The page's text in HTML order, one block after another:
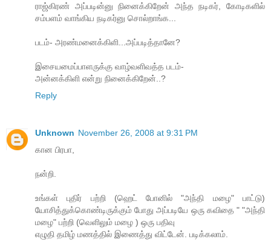
ராஜ்கிரண் அப்படின்னு நினைக்கிறேன் அந்த நடிகர், கோடிகளில்
சம்பளம் வாங்கிய நடிகர்னு சொல்றாங்க...
படம்- அரண்மனைக்கிளி...அப்படித்தானே?
இசையமைப்பாளருக்கு வாழ்வளிவத்த படம்-
அன்னக்கிளி என்று நினைக்கிறேன்..?
Reply
Unknown November 26, 2008 at 9:31 PM
கான பிரபா,
நன்றி.
உங்கள் புதிர் பற்றி (ஹெட் போனில் "அந்தி மழை" பாட்டு)
யோசித்துக்கொண்டிருக்கும் போது அப்படியே ஒரு கவிதை " "அந்தி
மழை" பற்றி (வெளிலும் மழை ) ஒரு பதிவு
எழுதி தமிழ் மணத்தில் இணைத்து விட்டேன். படிக்கலாம்.